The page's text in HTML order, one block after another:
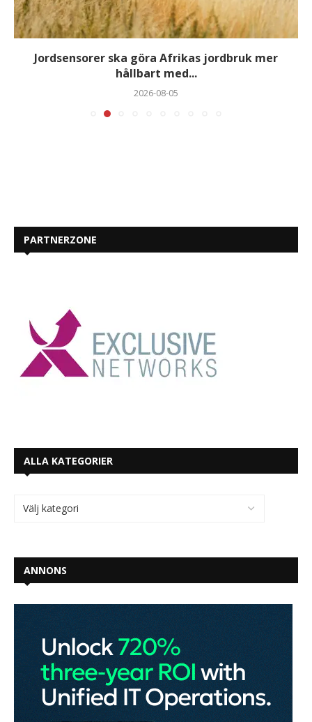
Jordsensorer ska göra Afrikas jordbruk mer
hållbart med...
2026-08-05
PARTNERZONE
ALLA KATEGORIER
ANNONS